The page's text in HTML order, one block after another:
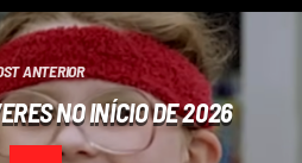
ANTERIOR
NO INÍCIO DE 2026